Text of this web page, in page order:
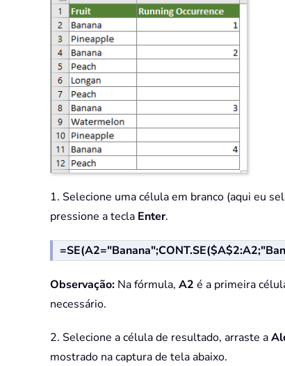
1. Selecione uma célula em branco (aqui eu
pressione a tecla Enter.
Observação: Na fórmula, A2 é a primeira
necessário.
2. Selecione a célula de resultado, arraste a
mostrado na captura de tela abaixo.